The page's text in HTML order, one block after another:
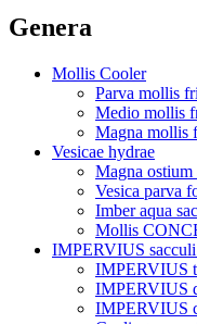
Genera
Mollis Cooler
Parva mollis
Medio mollis
Magna mollis
Vesicae hydrae
Magna ostium
Vesica parva
Imber aqua
Mollis
IMPERVIUS
IMPERVIUS
IMPERVIUS
IMPERVIUS